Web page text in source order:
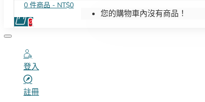
0 件商品 - NT$0
0
您的購物車內沒有商品！
登入
註冊